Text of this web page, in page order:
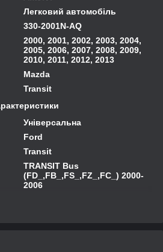
Легковий автомобіль
330-2001N-AQ
2000, 2001, 2002, 2003, 2004,
2005, 2006, 2007, 2008, 2009,
2010, 2011, 2012, 2013
Mazda
Transit
Універсальна
Ford
Transit
TRANSIT Bus
(FD_,FB_,FS_,FZ_,FC_) 2000-
2006